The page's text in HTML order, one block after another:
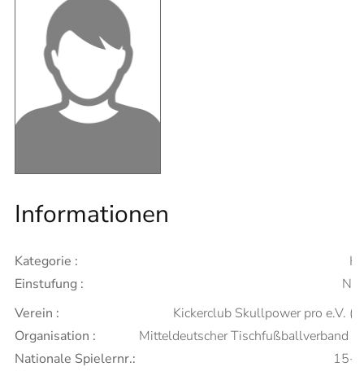
Informationen
Kategorie :
Einstufung :
Verein :
Kickerclub Skullpower pro e.V.
Organisation :
Mitteldeutscher Tischfußballverband
Nationale Spielernr.:
15-